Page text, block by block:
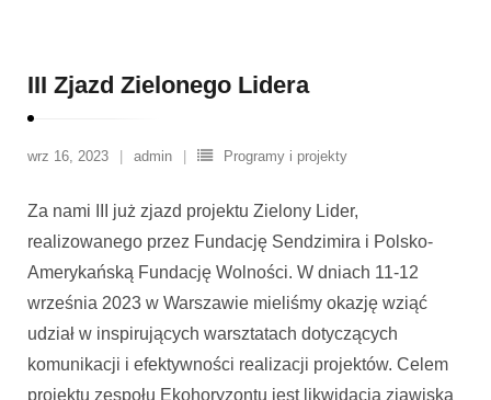
III Zjazd Zielonego Lidera
wrz 16, 2023 admin Programy i projekty
Za nami III już zjazd projektu Zielony Lider,
realizowanego przez Fundację Sendzimira i Polsko-
Amerykańską Fundację Wolności. W dniach 11-12
września 2023 w Warszawie mieliśmy okazję wziąć
udział w inspirujących warsztatach dotyczących
komunikacji i efektywności realizacji projektów. Celem
projektu zespołu Ekohoryzontu jest likwidacja zjawiska